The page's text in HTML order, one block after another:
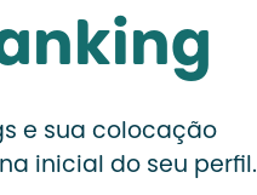
e sua colocação
inicial do seu perfil.